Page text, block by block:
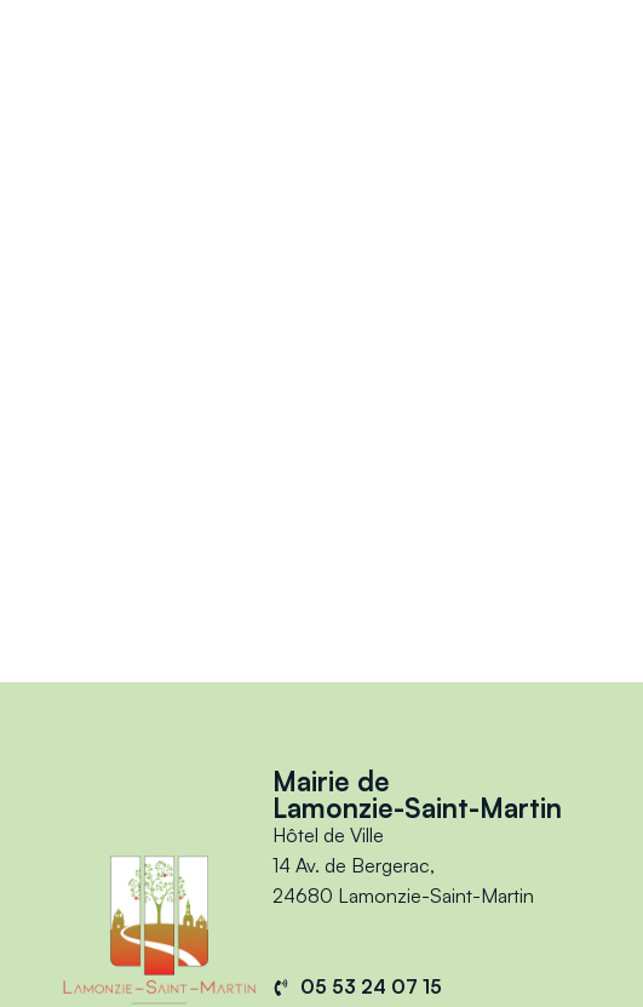
Mairie de
Lamonzie-Saint-Martin
Hôtel de Ville
14 Av. de Bergerac,
24680 Lamonzie-Saint-Martin
05 53 24 07 15